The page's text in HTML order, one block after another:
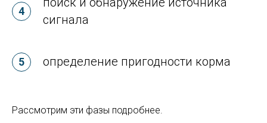
сигнала
определение пригодности корма
Рассмотрим эти фазы подробнее.